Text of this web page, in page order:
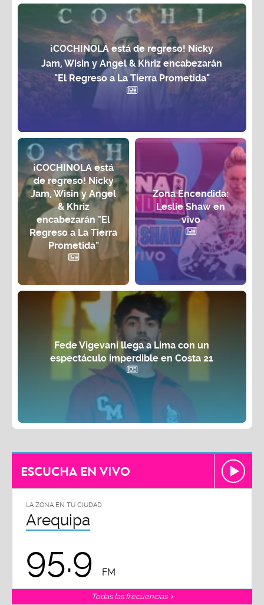
¡COCHINOLA está de regreso! Nicky
Jam, Wisin y Angel & Khriz encabezarán
"El Regreso a La Tierra Prometida"
¡COCHINOLA está
de regreso! Nicky
Jam, Wisin y Angel
& Khriz
encabezarán "El
Regreso a La Tierra
Prometida"
Zona Encendida:
Leslie Shaw en
vivo
Fede Vigevani llega a Lima con un
espectáculo imperdible en Costa 21
ESCUCHA EN VIVO
LA ZONA EN TU CIUDAD
Arequipa
95.9 FM
Todas las frecuencias